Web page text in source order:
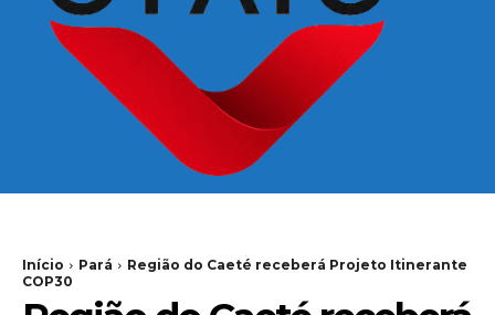
Início Pará
Região do Caeté receberá Projeto Itinerante
COP30